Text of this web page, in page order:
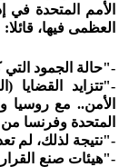
الأمم المتحدة في
العظمى فيها، قائلا:
-"حالة الجمود
-"تتزايد القضايا
الأمن.. مع روسيا
المتحدة وفرنسا
-"نتيجة لذلك، لم
-"هيئات صنع